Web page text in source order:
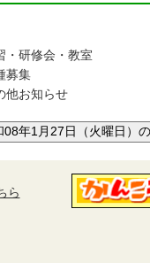
・研修会・教室
募集
他お知らせ
08年1月27日（火曜日）
ら